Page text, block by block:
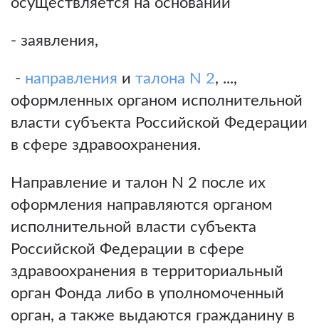
- заявления,
- направления и талона N 2, ...,
оформленных органом исполнительной
власти субъекта Российской Федерации
в сфере здравоохранения.
Направление и талон N 2 после их
оформления направляются органом
исполнительной власти субъекта
Российской Федерации в сфере
здравоохранения в территориальный
орган Фонда либо в уполномоченный
орган, а также выдаются гражданину в